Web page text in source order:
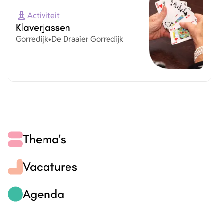
Activiteit
Klaverjassen
Plaats
Gorredijk•Organisatie
De Draaier Gorredijk
Thema's
Vacatures
Agenda